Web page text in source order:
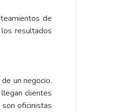
de
resultados
un negocio,
clientes
oficinistas